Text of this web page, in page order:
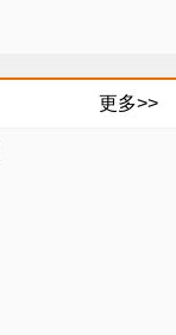
更多>>